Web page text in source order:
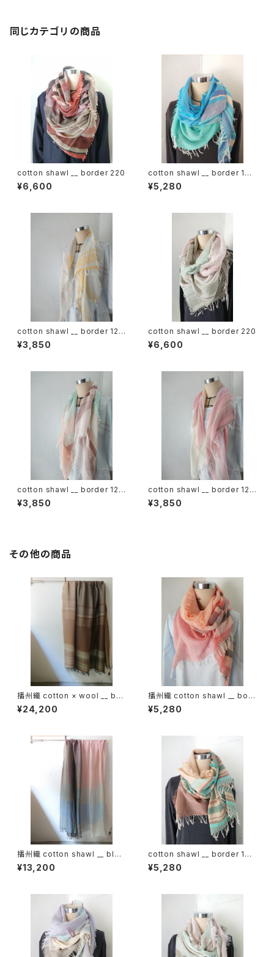
同じカテゴリの商品
cotton shawl __ border 220
¥6,600
cotton shawl __ border 160
海嶺w
¥5,280
cotton shawl __ border 120
蒲公英w
¥3,850
cotton shawl __ border 220
¥6,600
cotton shawl __ border 120
春麗w
¥3,850
cotton shawl __ border 120
桜花w
¥3,850
その他の商品
播州織 cotton × wool __ bor
der 220-120 枯野GK
¥24,200
播州織 cotton shawl __ bord
er 160 夕映w
¥5,280
播州織 cotton shawl __ bloc
k 220-120 春霞KW
¥13,200
cotton shawl __ border 160
湧水w
¥5,280